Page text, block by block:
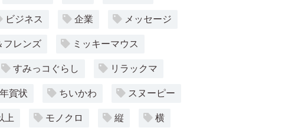
ビジネス 企業 メッセージ
フレンズ ミッキーマウス
すみっコぐらし リラックマ
賀状 ちいかわ スヌーピー
上 モノクロ 縦 横